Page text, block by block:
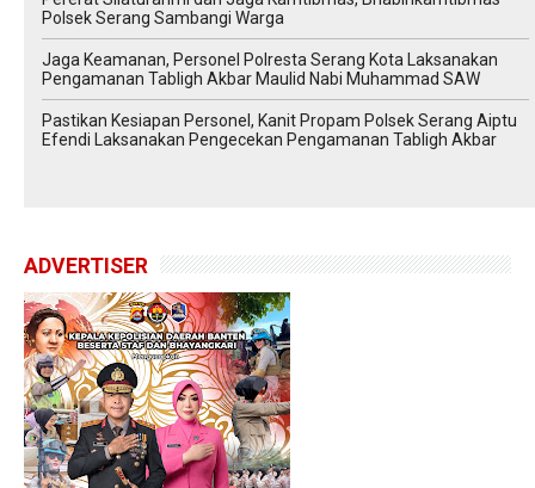
Polsek Serang Sambangi Warga
Jaga Keamanan, Personel Polresta Serang Kota Laksanakan
Pengamanan Tabligh Akbar Maulid Nabi Muhammad SAW
Pastikan Kesiapan Personel, Kanit Propam Polsek Serang Aiptu
Efendi Laksanakan Pengecekan Pengamanan Tabligh Akbar
ADVERTISER